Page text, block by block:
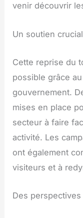
venir découvrir
Un soutien
Cette reprise du
possible grâce
gouvernement.
mises en place
secteur à faire
activité. Les
ont également
visiteurs et à
Des perspectives